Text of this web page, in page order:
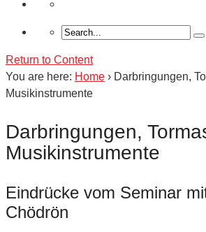
Return to Content
You are here: Home › Darbringungen,
Musikinstrumente
Darbringungen,
Musikinstrumente
Eindrücke vom Seminar
Chödrön